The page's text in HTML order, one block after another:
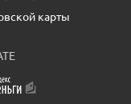
карты